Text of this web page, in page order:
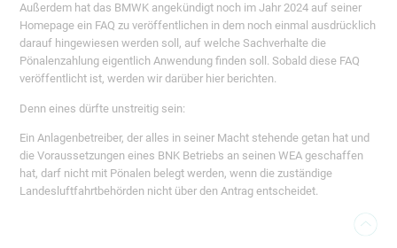
Außerdem hat das BMWK angekündigt noch im Jahr 2024 auf seiner
Homepage ein FAQ zu veröffentlichen in dem noch einmal ausdrücklich
darauf hingewiesen werden soll, auf welche Sachverhalte die
Pönalenzahlung eigentlich Anwendung finden soll. Sobald diese FAQ
veröffentlicht ist, werden wir darüber hier berichten.
Denn eines dürfte unstreitig sein:
Ein Anlagenbetreiber, der alles in seiner Macht stehende getan hat und
die Voraussetzungen eines BNK Betriebs an seinen WEA geschaffen
hat, darf nicht mit Pönalen belegt werden, wenn die zuständige
Landesluftfahrtbehörden nicht über den Antrag entscheidet.